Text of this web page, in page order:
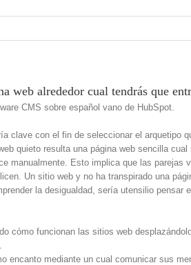
web alrededor cual tendrás que
CMS sobre español vano de HubSpot.
clave con el fin de seleccionar el arquetipo
quieto resulta una página web sencilla
manualmente. Esto implica que las parejas
Un sitio web y no ha transpirado una
la desigualdad, serí­a utensilio pensar
cómo funcionan las sitios web
encanto mediante un cual comunicar sus